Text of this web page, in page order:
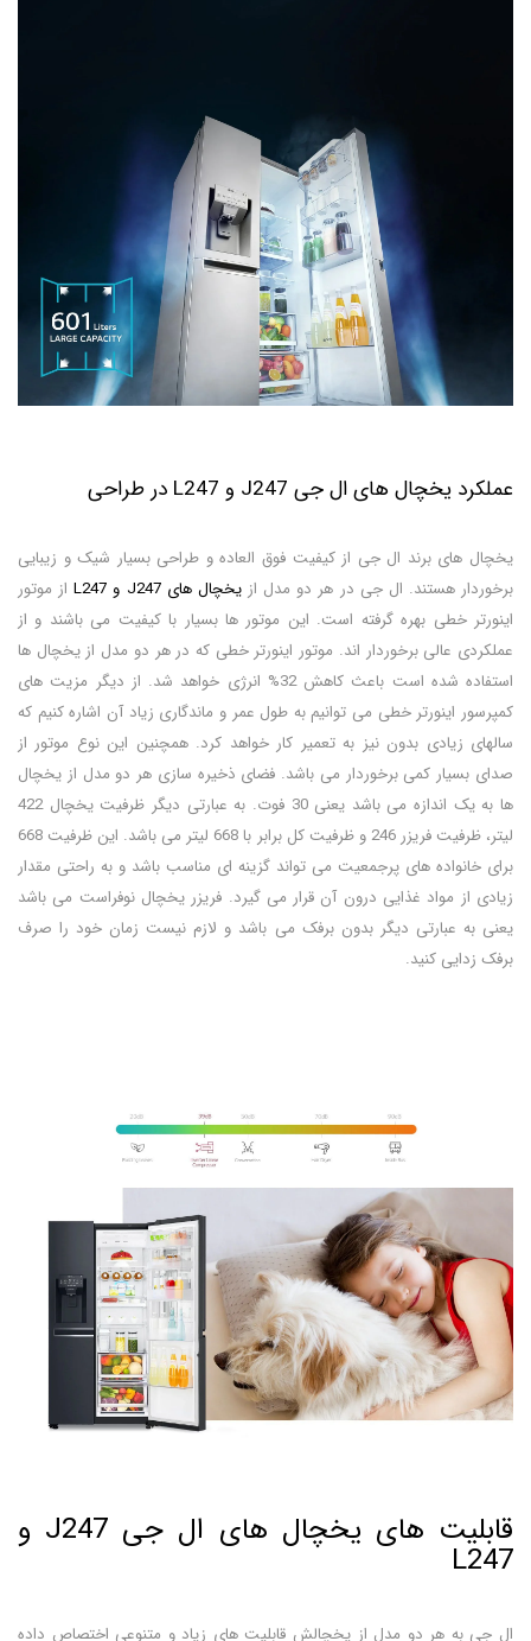
عملکرد یخچال های ال جی J247 و L247 در طراحی
یخچال های برند ال جی از کیفیت فوق العاده و طراحی بسیار شیک و زیبایی
برخوردار هستند. ال جی در هر دو مدل ازیخچال های J247 و L247
از موتور
اینورتر خطی بهره گرفته است. این موتور ها بسیار با کیفیت می باشند و از
عملکردی عالی برخوردار اند. موتور اینورتر خطی که در هر دو مدل از یخچال ها
استفاده شده است باعث کاهش 32% انرژی خواهد شد. از دیگر مزیت های
کمپرسور اینورتر خطی می توانیم به طول عمر و ماندگاری زیاد آن اشاره کنیم که
سالهای زیادی بدون نیز به تعمیر کار خواهد کرد. همچنین این نوع موتور از
صدای بسیار کمی برخوردار می باشد. فضای ذخیره سازی هر دو مدل از یخچال
ها به یک اندازه می باشد یعنی 30 فوت. به عبارتی دیگر ظرفیت یخچال 422
لیتر، ظرفیت فریزر 246 و ظرفیت کل برابر با 668 لیتر می باشد. این ظرفیت 668
برای خانواده های پرجمعیت می تواند گزینه ای مناسب باشد و به راحتی مقدار
زیادی از مواد غذایی درون آن قرار می گیرد. فریزر یخچال نوفراست می باشد
یعنی به عبارتی دیگر بدون برفک می باشد و لازم نیست زمان خود را صرف
برفک زدایی کنید.
قابلیت های یخچال های ال جی J247 و
L247
ال جی به هر دو مدل از یخچالش قابلیت های زیاد و متنوعی اختصاص داده